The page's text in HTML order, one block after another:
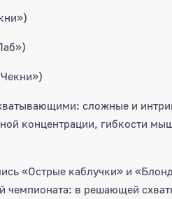
сложные и
концентрации, гибкости
«Острые каблучки» и
чемпионата: в решающей